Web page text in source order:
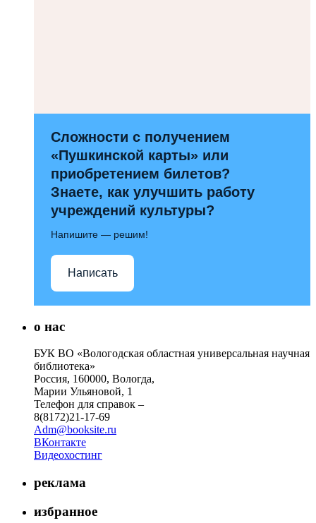
Сложности с получением
«Пушкинской карты» или
приобретением билетов?
Знаете, как улучшить работу
учреждений культуры?
Напишите — решим!
Написать
о нас
БУК ВО «Вологодская областная универсальная научная
библиотека»
Россия, 160000, Вологда,
Марии Ульяновой, 1
Телефон для справок –
8(8172)21-17-69
Adm@booksite.ru
ВКонтакте
Видеохостинг
реклама
избранное